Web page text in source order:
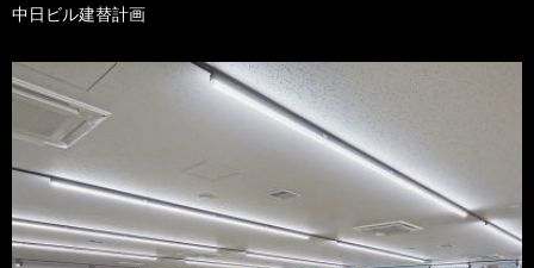
中日ビル建替計画